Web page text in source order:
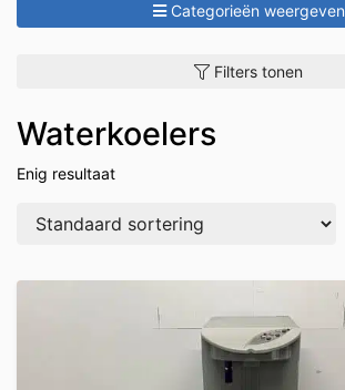
Categorieën weergeven
Filters tonen
Waterkoelers
Enig resultaat